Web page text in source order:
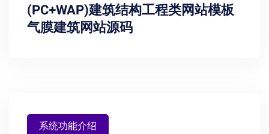
(PC+WAP)建筑结构工程类网站模板
气膜建筑网站源码
系统功能介绍